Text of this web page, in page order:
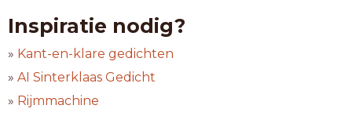
Inspiratie nodig?
» Kant-en-klare gedichten
» AI Sinterklaas Gedicht
» Rijmmachine